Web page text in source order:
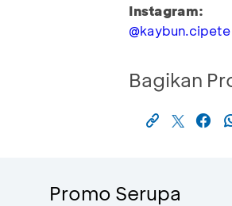
Instagram:
@kaybun.cipete
Bagikan
Promo Serupa